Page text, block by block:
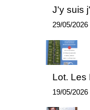
J'y suis
29/05/2026
Lot. Les
19/05/2026